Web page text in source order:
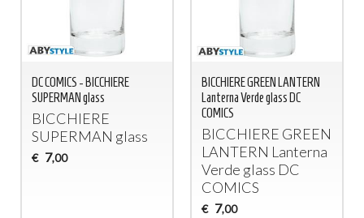
DC COMICS - BICCHIERE
SUPERMAN glass
BICCHIERE
SUPERMAN glass
€ 7,00
BICCHIERE GREEN LANTERN
Lanterna Verde glass DC
COMICS
BICCHIERE GREEN
LANTERN Lanterna
Verde glass DC
COMICS
€ 7,00